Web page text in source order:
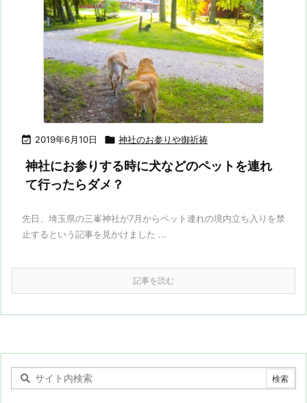
 2019年6月10日  神社のお参りや御祈祷
神社にお参りする時に犬などのペットを連れ
て行ったらダメ？
先日、埼玉県の三峯神社が7月からペット連れの境内立ち入りを禁
止するという記事を見かけました ...
記事を読む